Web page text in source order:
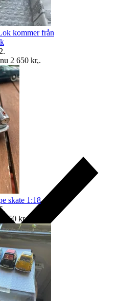
kommer från
.
2 650 kr,.
skate 1:18
.
550 kr,.